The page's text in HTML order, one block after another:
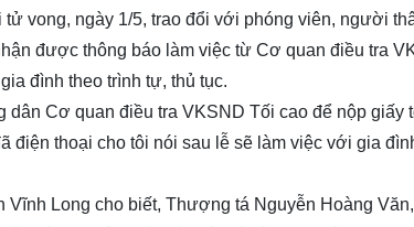
vong, ngày 1/5, trao đổi với phóng viên, người
được thông báo làm việc từ Cơ quan điều tra
đình theo trình tự, thủ tục.
Cơ quan điều tra VKSND Tối cao để nộp giấy
điện thoại cho tôi nói sau lễ sẽ làm việc với gia
Vĩnh Long cho biết, Thượng tá Nguyễn Hoàng